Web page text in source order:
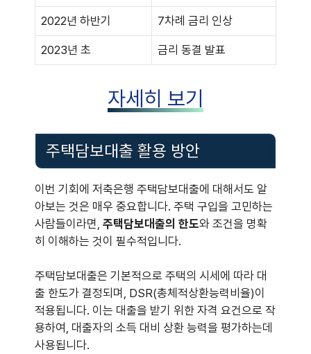
2022년 하반기 7차례 금리 인상
2023년 초 금리 동결 발표
자세히 보기
주택담보대출 활용 방안
이번 기회에 저축은행 주택담보대출에 대해서도 알
아보는 것은 매우 중요합니다. 주택 구입을 고민하는
사람들이라면, 주택담보대출의 한도와 조건을 명확
히 이해하는 것이 필수적입니다.
주택담보대출은 기본적으로 주택의 시세에 따라 대
출 한도가 결정되며, DSR(총체적상환능력비율)이
적용됩니다. 이는 대출을 받기 위한 자격 요건으로 작
용하여, 대출자의 소득 대비 상환 능력을 평가하는데
사용됩니다.